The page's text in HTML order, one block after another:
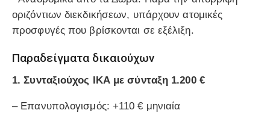
οριζόντιων διεκδικήσεων, υπάρχουν ατομικές
προσφυγές που βρίσκονται σε εξέλιξη.
Παραδείγματα δικαιούχων
1.Συνταξιούχος ΙΚΑ με σύνταξη 1.200 €
– Επανυπολογισμός: +110 € μηνιαία